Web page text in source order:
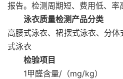
报告。检测周期短、费用低、率
泳衣质量检测产品分类
高腰式泳衣、裙摆式泳衣、分
式泳衣
检验项目
1甲醛含量/（mg/kg）